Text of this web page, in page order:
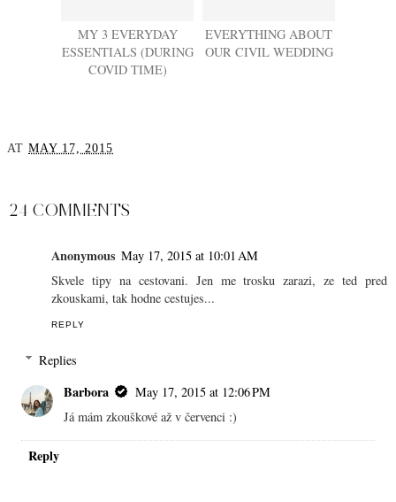
MY 3 EVERYDAY
ESSENTIALS (DURING
COVID TIME)
EVERYTHING ABOUT
OUR CIVIL WEDDING
AT MAY 17, 2015
24 COMMENTS
Anonymous May 17, 2015 at 10:01 AM
Skvele tipy na cestovani. Jen me trosku zarazi, ze ted pred
zkouskami, tak hodne cestujes...
REPLY
Replies
Barbora
May 17, 2015 at 12:06 PM
Já mám zkouškové až v červenci :)
Reply